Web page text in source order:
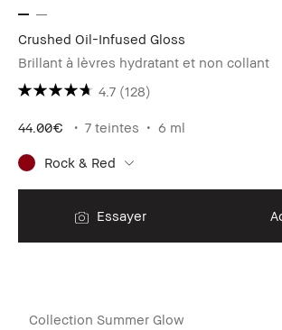
Crushed Oil-Infused Gloss
Brillant à lèvres hydratant et non collant
4.7 (128)
44.00€ 7 teintes 6 ml
Rock & Red
Essayer
Collection Summer Glow